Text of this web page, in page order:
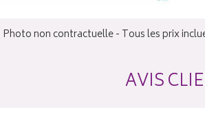
Photo non contractuelle - Tous les prix
AVIS